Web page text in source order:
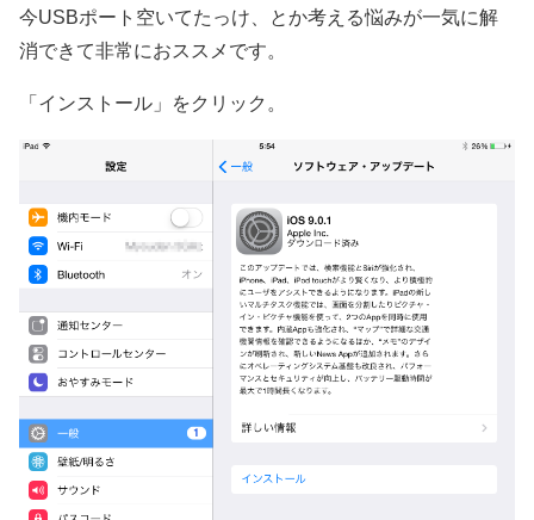
今USBポート空いてたっけ、とか考える悩みが一気に解
消できて非常におススメです。
「インストール」をクリック。